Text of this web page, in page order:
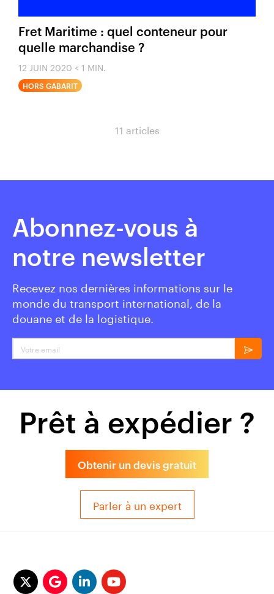
Fret Maritime : quel conteneur pour
quelle marchandise ?
12 JUIN 2020 < 1 MIN.
HORS GABARIT
11 articles
Abonnez-vous à
notre newsletter
Recevez nos dernières informations sur le
monde du transport international, de la
douane et de la logistique.
Votre email
Prêt à expédier ?
Obtenir un devis gratuit
Parler à un expert